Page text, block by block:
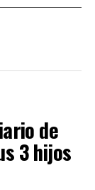
de
3 hijos